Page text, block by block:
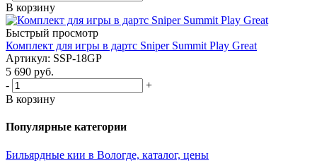
В корзину
Быстрый просмотр
Комплект для игры в дартс Sniper Summit Play Great
Артикул: SSP-18GP
5 690 руб.
-
+
В корзину
Популярные категории
Бильярдные кии в Вологде, каталог, цены